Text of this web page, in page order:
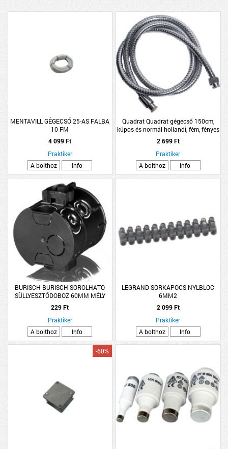
MENTAVILL GÉGECSŐ 25-AS FALBA
10 FM
4 099 Ft
Praktiker
A bolthoz
Info
Quadrat Quadrat gégecső 150cm,
kúpos és normál hollandi, fém, fényes
2 699 Ft
Praktiker
A bolthoz
Info
BURISCH BURISCH SOROLHATÓ
SÜLLYESZTŐDOBOZ 60MM MÉLY
229 Ft
Praktiker
A bolthoz
Info
LEGRAND SORKAPOCS NYLBLOC
6MM2
2 099 Ft
Praktiker
A bolthoz
Info
-60%